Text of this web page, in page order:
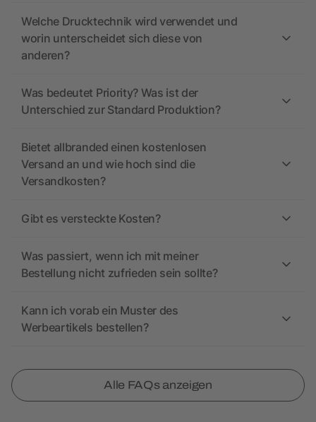
Welche Drucktechnik wird verwendet und
worin unterscheidet sich diese von
anderen?
Was bedeutet Priority? Was ist der
Unterschied zur Standard Produktion?
Bietet allbranded einen kostenlosen
Versand an und wie hoch sind die
Versandkosten?
Gibt es versteckte Kosten?
Was passiert, wenn ich mit meiner
Bestellung nicht zufrieden sein sollte?
Kann ich vorab ein Muster des
Werbeartikels bestellen?
Alle FAQs anzeigen